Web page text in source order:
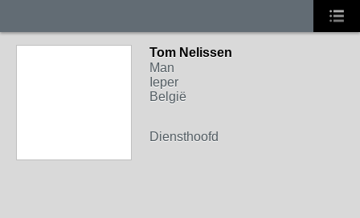
Tom Nelissen
Man
Ieper
België
Diensthoofd